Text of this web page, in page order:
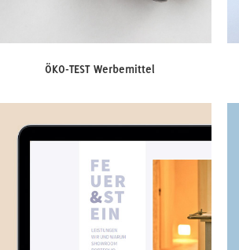
ÖKO-TEST Werbemittel